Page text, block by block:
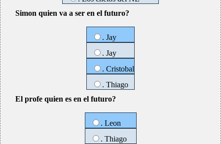
Simon quien va a ser en el futuro?
. Jay
. Jay
. Cristobal
. Thiago
El profe quien es en el futuro?
. Leon
. Thiago